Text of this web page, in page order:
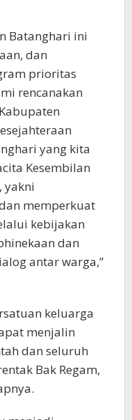
Batanghari ini
dan
prioritas
rencanakan
yang kita
Kesembilan
yakni
memperkuat
kebijakan
dan
antar warga,”
keluarga
menjalin
dan seluruh
Bak Regam,